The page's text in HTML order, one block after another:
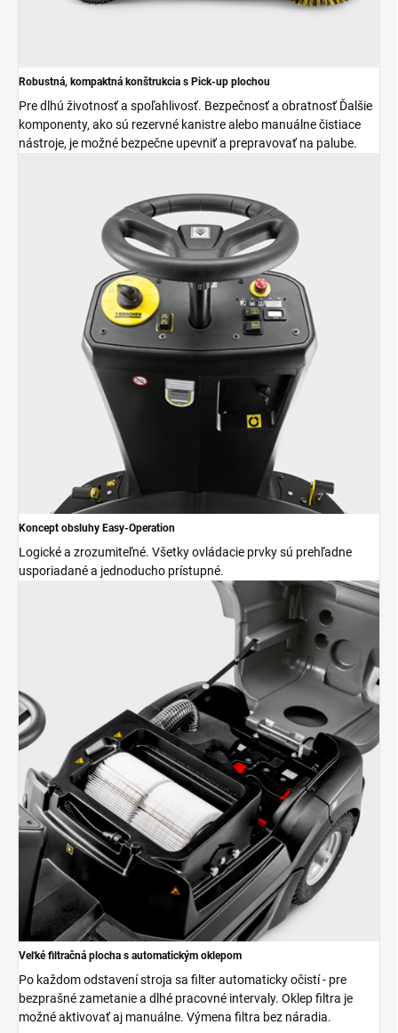
Robustná, kompaktná konštrukcia s Pick-up plochou
Pre dlhú životnosť a spoľahlivosť. Bezpečnosť a obratnosť Ďalšie
komponenty, ako sú rezervné kanistre alebo manuálne čistiace
nástroje, je možné bezpečne upevniť a prepravovať na palube.
Koncept obsluhy Easy-Operation
Logické a zrozumiteľné. Všetky ovládacie prvky sú prehľadne
usporiadané a jednoducho prístupné.
Veľké filtračná plocha s automatickým oklepom
Po každom odstavení stroja sa filter automaticky očistí - pre
bezprašné zametanie a dlhé pracovné intervaly. Oklep filtra je
možné aktivovať aj manuálne. Výmena filtra bez náradia.